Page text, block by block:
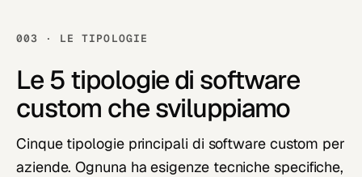
003 · LE TIPOLOGIE
Le 5 tipologie di software
custom che sviluppiamo
Cinque tipologie principali di software custom per
aziende. Ognuna ha esigenze tecniche specifiche,